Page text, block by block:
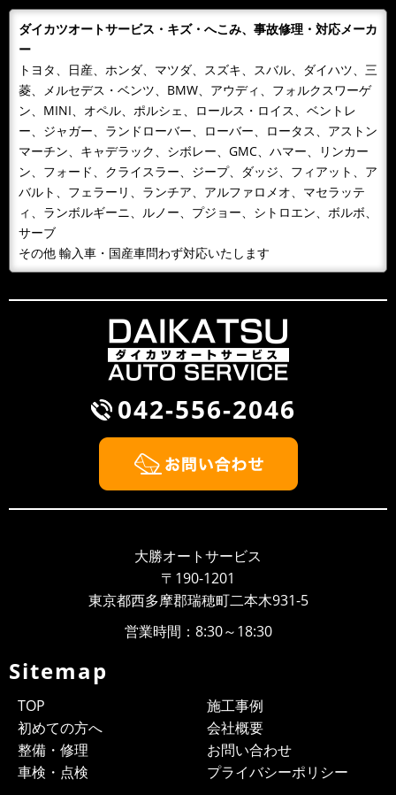
入の皆様 ありがとうございまし...
カレンダーをお送りします。
今年もあとわずか、来年のカレンダーが届きました！！
日頃、お世話になっているお客様へお届けいたします。
どうぞよろしくお願いいたします...
2018/10/09
NEWS
１０月９日 整備主任者技術講習
１０月９日 整備主任者技術講習会の為ＡＭ１０：００
～ＰＭ４：３０ごろまで工場を閉めています。緊急の場
合携帯に転送となるため042-...
雨が降るとタイヤ屋が儲かる？！
風が吹くと桶屋が儲かるということわざがありますが、
このところ雨が続いて，そのせいかわかりませんが、パ
ンクして走れないから何とかして...
2018/09/30 NEWS
BMW Z3 車検整備
ざいます。このたびウェブサイトを新しく開設いたしま
した。より多くのお客様に大勝オ...
ダイカツオートサービス・キズ・へこみ、事故修理・対応メーカ
ー
トヨタ、日産、ホンダ、マツダ、スズキ、スバル、ダイハツ、三
菱、メルセデス・ベンツ、BMW、アウディ、フォルクスワーゲ
ン、MINI、オペル、ポルシェ、ロールス・ロイス、ベントレ
ー、ジャガー、ランドローバー、ローバー、ロータス、アストン
マーチン、キャデラック、シボレー、GMC、ハマー、リンカー
ン、フォード、クライスラー、ジープ、ダッジ、フィアット、ア
バルト、フェラーリ、ランチア、アルファロメオ、マセラッテ
ィ、ランボルギーニ、ルノー、プジョー、シトロエン、ボルボ、
サーブ
その他 輸入車・国産車問わず対応いたします
042-556-2046
大勝オートサービス
〒190-1201
東京都西多摩郡瑞穂町二本木931-5
営業時間：8:30～18:30
Sitemap
TOP
初めての方へ
整備・修理
車検・点検
施工事例
会社概要
お問い合わせ
プライバシーポリシー